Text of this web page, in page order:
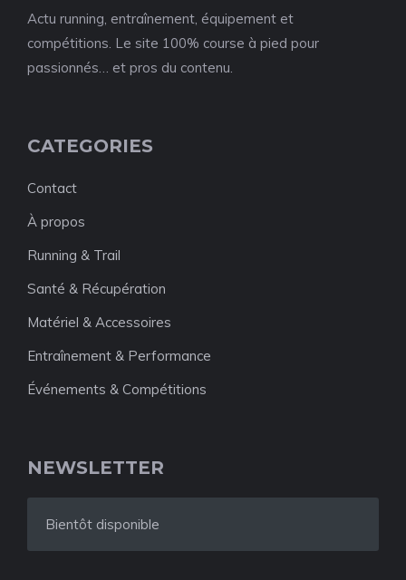
Actu running, entraînement, équipement et
compétitions. Le site 100% course à pied pour
passionnés… et pros du contenu.
CATEGORIES
Contact
À propos
Running & Trail
Santé & Récupération
Matériel & Accessoires
Entraînement & Performance
Événements & Compétitions
NEWSLETTER
Bientôt disponible